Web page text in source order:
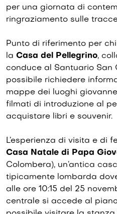
per una giornata di
ringraziamento sulle
Punto di riferimento per
la Casa del Pellegrino,
conduce al Santuario San
possibile richiedere
mappe dei luoghi
filmati di introduzione al
acquistare libri e souvenir.
L’esperienza di visita e di
Casa Natale di Papa
Colombera), un’antica
tipicamente lombarda
alle ore 10:15 del 25
centrale si accede al